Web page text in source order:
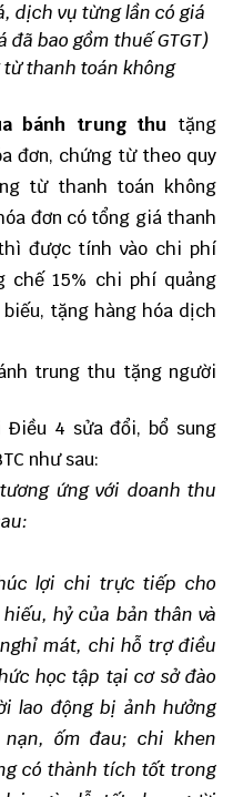
dịch vụ từng lần có giá
bao gồm thuế GTGT)
thanh toán không
bánh trung thu tặng
đơn, chứng từ theo quy
từ thanh toán không
đơn có tổng giá thanh
được tính vào chi phí
chế 15% chi phí quảng
tặng hàng hóa dịch
trung thu tặng người
Điều 4 sửa đổi, bổ sung
như sau:
ứng với doanh thu
lợi chi trực tiếp cho
hỷ của bản thân và
mát, chi hỗ trợ điều
học tập tại cơ sở đào
lao động bị ảnh hưởng
ốm đau; chi khen
có thành tích tốt trong